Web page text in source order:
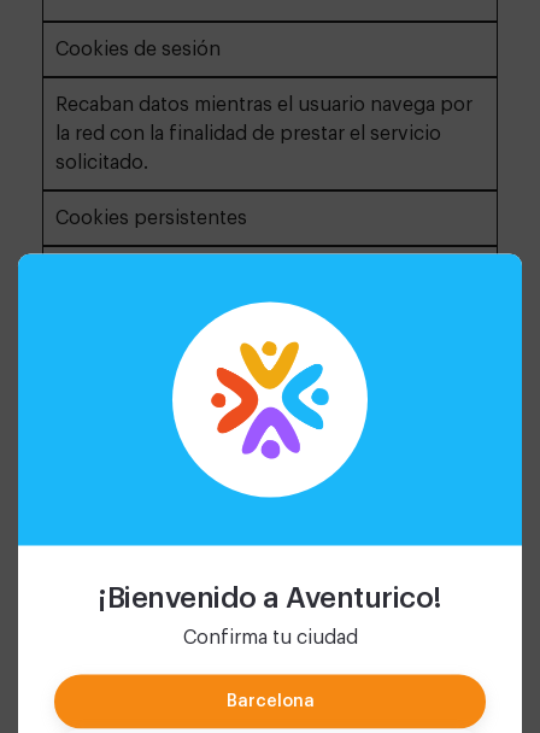
¡Bienvenido a Aventurico!
Confirma tu ciudad
Barcelona
Cookies de sesión
Recaban datos mientras el usuario navega por
la red con la finalidad de prestar el servicio
solicitado.
Cookies persistentes
obtenida, será utilizada por el responsable de
la cookie con la finalidad de prestar el servicio
SEGÚN SU FINALIDAD
Cookies técnicas
Cookies de personalización
Permiten al usuario las características (idioma)
para la navegación por la website